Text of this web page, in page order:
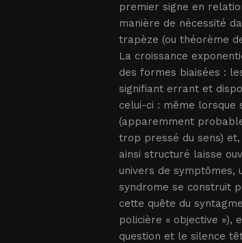
premier signe en
manière de nécessité
trapèze (ou théorème
La croissance
des formes biaisées :
signifiant errant et
celui-ci : même lorsque
(apparemment
trop pressé du sens)
ainsi structuré laisse
univers de symptômes,
syndrome se construit
cette quête du
policière « objective »),
question et le silence